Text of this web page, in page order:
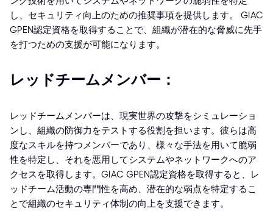
し、セキュリティ向上のための推奨事項を提供します。 GIAC
GPEN認定資格を取得することで、組織が潜在的な脅威に先手
を打つための支援が可能になります。
レッドチームメンバー：
レッドチームメンバーは、現実世界の攻撃をシミュレーショ
ンし、組織の防御力をテストする役割を担います。彼らは高
度なスキルを持つメンバーであり、様々な手法を用いて脆弱
性を特定し、それを悪用してシステムやネットワークへのア
クセスを取得します。GIAC GPEN認定資格を取得すると、レ
ッドチーム活動の専門性を高め、潜在的な弱点を特定するこ
とで組織のセキュリティ体制の向上を支援できます。